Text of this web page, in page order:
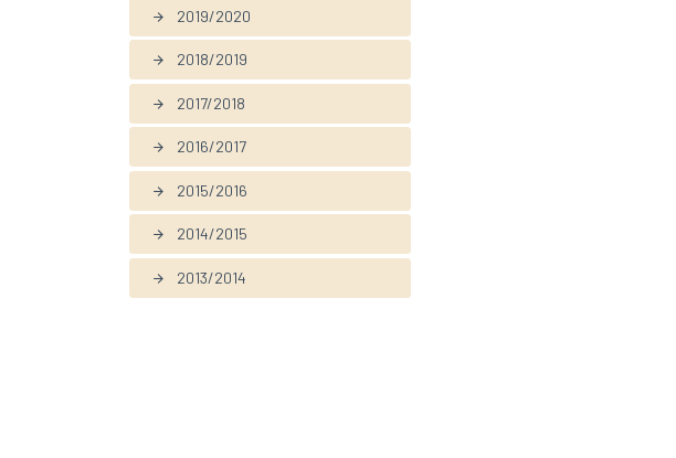
arrow_forward 2019/2020
arrow_forward 2018/2019
arrow_forward 2017/2018
arrow_forward 2016/2017
arrow_forward 2015/2016
arrow_forward 2014/2015
arrow_forward 2013/2014